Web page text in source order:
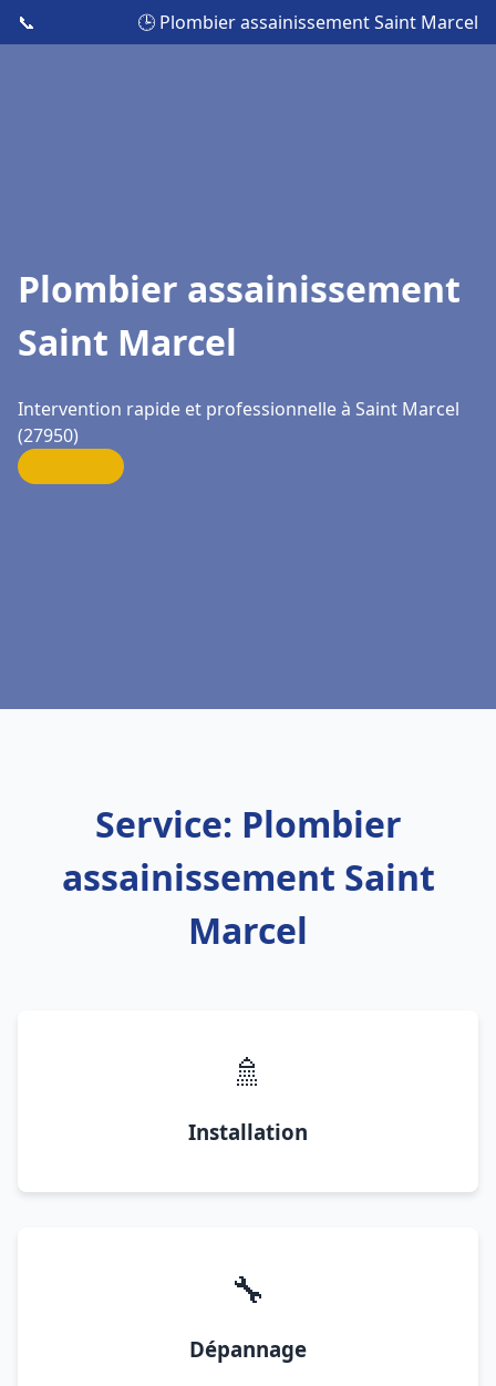
📞 🕒 Plombier assainissement Saint Marcel
Plombier assainissement
Saint Marcel
Intervention rapide et professionnelle à Saint Marcel
(27950)
Service: Plombier
assainissement Saint
Marcel
🚿
Installation
🔧
Dépannage